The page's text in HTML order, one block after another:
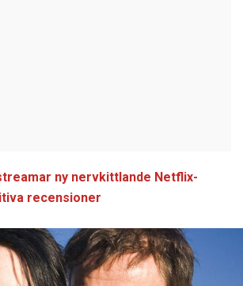
ny nervkittlande Netflix-
recensioner